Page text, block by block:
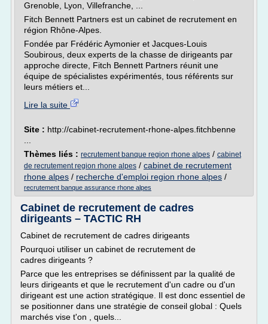
Grenoble, Lyon, Villefranche, ...
Fitch Bennett Partners est un cabinet de recrutement en
région Rhône-Alpes.
Fondée par Frédéric Aymonier et Jacques-Louis
Soubirous, deux experts de la chasse de dirigeants par
approche directe, Fitch Bennett Partners réunit une
équipe de spécialistes expérimentés, tous référents sur
leurs métiers et...
Lire la suite
Site : http://cabinet-recrutement-rhone-alpes.fitchbenne
Thèmes liés : recrutement banque region rhone alpes / cabinet
de recrutement region rhone alpes / cabinet de recrutement
rhone alpes / recherche d'emploi region rhone alpes /
recrutement banque assurance rhone alpes
Cabinet de recrutement de cadres
dirigeants – TACTIC RH
Cabinet de recrutement de cadres dirigeants
Pourquoi utiliser un cabinet de recrutement de
cadres dirigeants ?
Parce que les entreprises se définissent par la qualité de
leurs dirigeants et que le recrutement d'un cadre ou d'un
dirigeant est une action stratégique. Il est donc essentiel de
se positionner dans une stratégie de conseil global : Quels
marchés vise t'on , quels...